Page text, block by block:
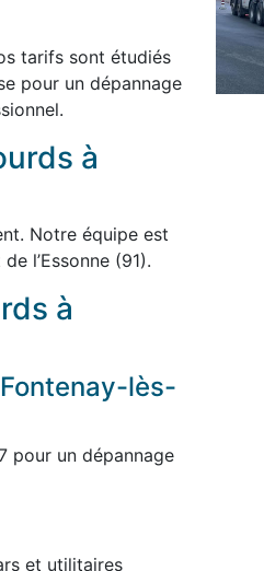
tarifs sont étudiés
pour un dépannage
à
Notre équipe est
l’Essonne (91).
à
lès-
pour un dépannage
et utilitaires